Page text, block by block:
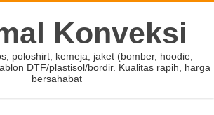
Konveksi
poloshirt, kemeja, jaket (bomber, hoodie,
DTF/plastisol/bordir. Kualitas rapih, harga
bersahabat